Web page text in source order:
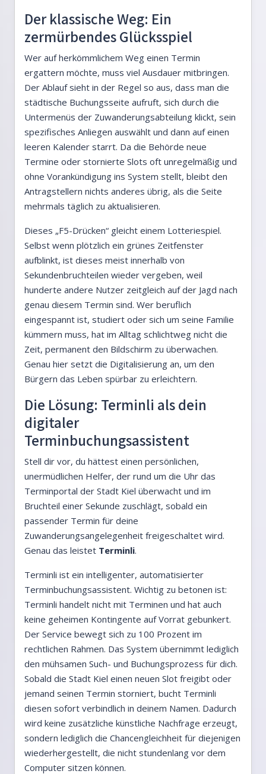
Der klassische Weg: Ein
zermürbendes Glücksspiel
Wer auf herkömmlichem Weg einen Termin
ergattern möchte, muss viel Ausdauer mitbringen.
Der Ablauf sieht in der Regel so aus, dass man die
städtische Buchungsseite aufruft, sich durch die
Untermenüs der Zuwanderungsabteilung klickt, sein
spezifisches Anliegen auswählt und dann auf einen
leeren Kalender starrt. Da die Behörde neue
Termine oder stornierte Slots oft unregelmäßig und
ohne Vorankündigung ins System stellt, bleibt den
Antragstellern nichts anderes übrig, als die Seite
mehrmals täglich zu aktualisieren.
Dieses „F5-Drücken“ gleicht einem Lotteriespiel.
Selbst wenn plötzlich ein grünes Zeitfenster
aufblinkt, ist dieses meist innerhalb von
Sekundenbruchteilen wieder vergeben, weil
hunderte andere Nutzer zeitgleich auf der Jagd nach
genau diesem Termin sind. Wer beruflich
eingespannt ist, studiert oder sich um seine Familie
kümmern muss, hat im Alltag schlichtweg nicht die
Zeit, permanent den Bildschirm zu überwachen.
Genau hier setzt die Digitalisierung an, um den
Bürgern das Leben spürbar zu erleichtern.
Die Lösung: Terminli als dein
digitaler
Terminbuchungsassistent
Stell dir vor, du hättest einen persönlichen,
unermüdlichen Helfer, der rund um die Uhr das
Terminportal der Stadt Kiel überwacht und im
Bruchteil einer Sekunde zuschlägt, sobald ein
passender Termin für deine
Zuwanderungsangelegenheit freigeschaltet wird.
Genau das leistet Terminli.
Terminli ist ein intelligenter, automatisierter
Terminbuchungsassistent. Wichtig zu betonen ist:
Terminli handelt nicht mit Terminen und hat auch
keine geheimen Kontingente auf Vorrat gebunkert.
Der Service bewegt sich zu 100 Prozent im
rechtlichen Rahmen. Das System übernimmt lediglich
den mühsamen Such- und Buchungsprozess für dich.
Sobald die Stadt Kiel einen neuen Slot freigibt oder
jemand seinen Termin storniert, bucht Terminli
diesen sofort verbindlich in deinem Namen. Dadurch
wird keine zusätzliche künstliche Nachfrage erzeugt,
sondern lediglich die Chancengleichheit für diejenigen
wiederhergestellt, die nicht stundenlang vor dem
Computer sitzen können.